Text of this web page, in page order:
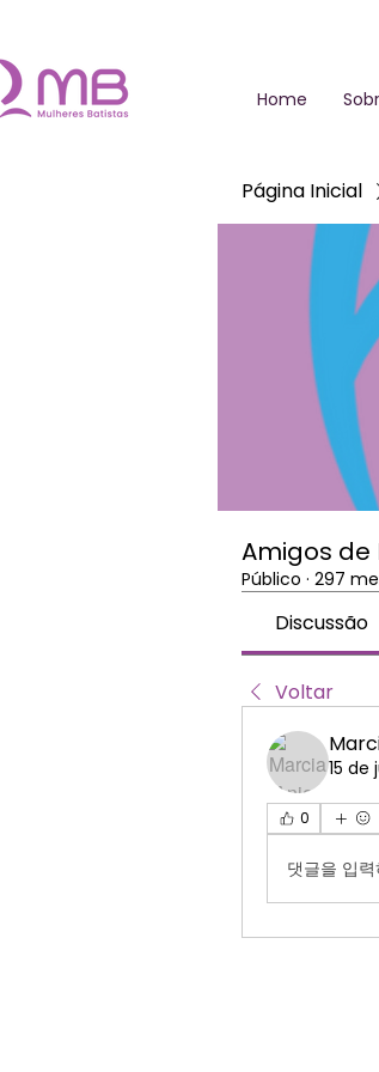
Home
Página Inicial
Amigos de
Público · 297
Discussão
Voltar
15 de
0
댓글을 입